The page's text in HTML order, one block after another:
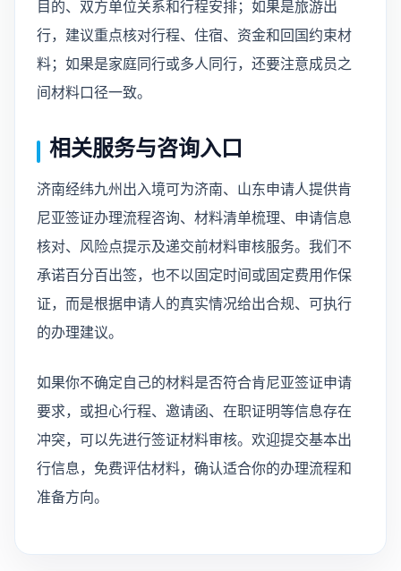
目的、双方单位关系和行程安排；如果是旅游出
行，建议重点核对行程、住宿、资金和回国约束材
料；如果是家庭同行或多人同行，还要注意成员之
间材料口径一致。
相关服务与咨询入口
济南经纬九州出入境可为济南、山东申请人提供肯
尼亚签证办理流程咨询、材料清单梳理、申请信息
核对、风险点提示及递交前材料审核服务。我们不
承诺百分百出签，也不以固定时间或固定费用作保
证，而是根据申请人的真实情况给出合规、可执行
的办理建议。
如果你不确定自己的材料是否符合肯尼亚签证申请
要求，或担心行程、邀请函、在职证明等信息存在
冲突，可以先进行签证材料审核。欢迎提交基本出
行信息，免费评估材料，确认适合你的办理流程和
准备方向。